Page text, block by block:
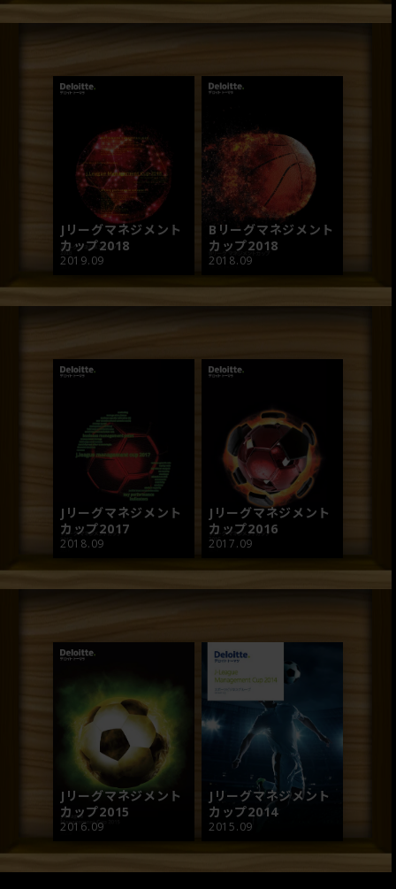
Jリーグマネジメント
カップ2018
2019.09
Bリーグマネジメント
カップ2018
2018.09
Jリーグマネジメント
カップ2017
2018.09
Jリーグマネジメント
カップ2016
2017.09
Jリーグマネジメント
カップ2015
2016.09
Jリーグマネジメント
カップ2014
2015.09